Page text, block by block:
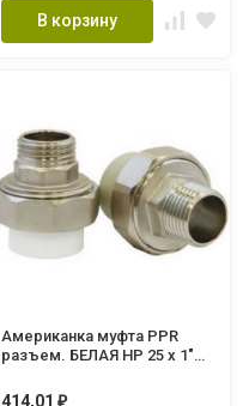
В корзину
Американка муфта PPR
разъем. БЕЛАЯ НР 25 х 1"
414,01 ₽